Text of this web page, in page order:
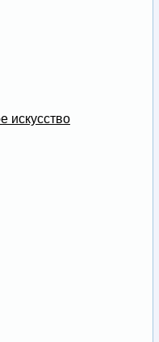
искусство